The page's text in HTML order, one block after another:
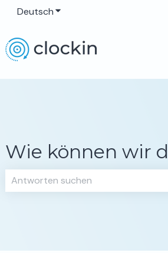
DeutschUntermenü für
Wie können wir